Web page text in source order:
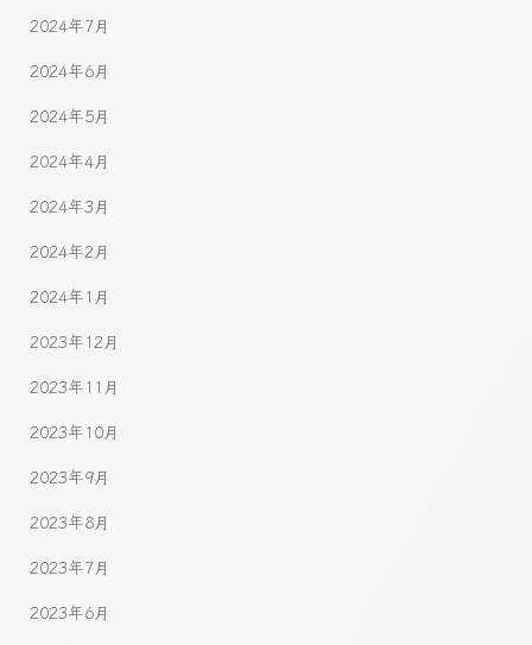
2024年7月
2024年6月
2024年5月
2024年4月
2024年3月
2024年2月
2024年1月
2023年12月
2023年11月
2023年10月
2023年9月
2023年8月
2023年7月
2023年6月